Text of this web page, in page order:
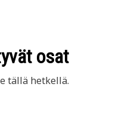
osat
tällä hetkellä.